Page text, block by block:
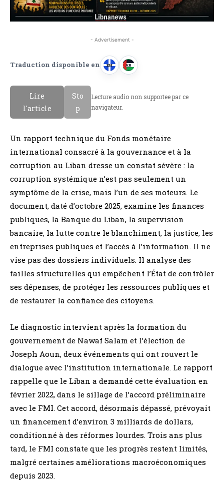
- Advertisement -
Traduction disponible en EN
A
g
l
i
s
AR
A
a
Lire
l'article
Sto
p
Lecture audio non supportee par ce
navigateur.
Un rapport technique du Fonds monétaire
international consacré à la gouvernance et à la
corruption au Liban dresse un constat sévère : la
corruption systémique n’est pas seulement un
symptôme de la crise, mais l’un de ses moteurs. Le
document, daté d’octobre 2025, examine les finances
publiques, la Banque du Liban, la supervision
bancaire, la lutte contre le blanchiment, la justice, les
entreprises publiques et l’accès à l’information. Il ne
vise pas des dossiers individuels. Il analyse des
failles structurelles qui empêchent l’État de contrôler
ses dépenses, de protéger les ressources publiques et
de restaurer la confiance des citoyens.
Le diagnostic intervient après la formation du
gouvernement de Nawaf Salam et l’élection de
Joseph Aoun, deux événements qui ont rouvert le
dialogue avec l’institution internationale. Le rapport
rappelle que le Liban a demandé cette évaluation en
février 2022, dans le sillage de l’accord préliminaire
avec le FMI. Cet accord, désormais dépassé, prévoyait
un financement d’environ 3 milliards de dollars,
conditionné à des réformes lourdes. Trois ans plus
tard, le FMI constate que les progrès restent limités,
malgré certaines améliorations macroéconomiques
depuis 2023.